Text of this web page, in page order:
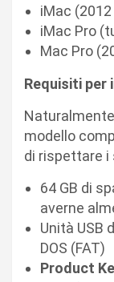
iMac
iMac Pro
Mac Pro
Requisiti per
modello
di rispettare i
64 GB di
averne
Unità USB
DOS (FAT)
Product